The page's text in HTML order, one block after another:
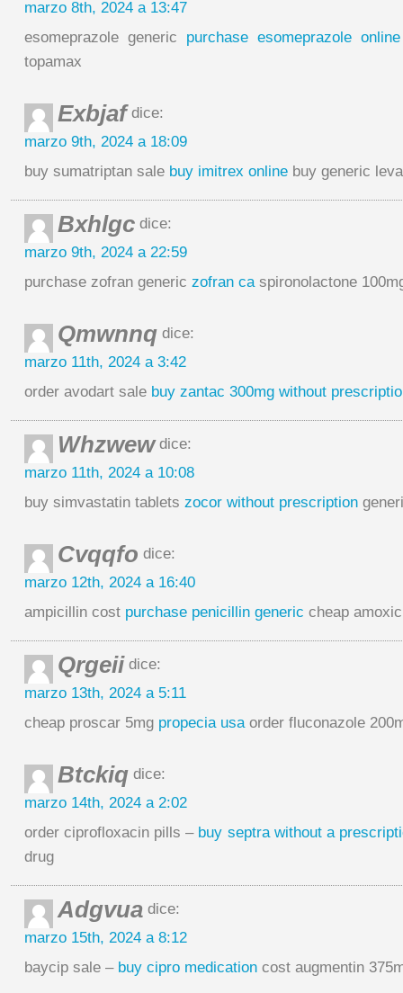
marzo 8th, 2024 a 13:47
esomeprazole generic purchase esomeprazole online
topamax
Exbjafdice:
marzo 9th, 2024 a 18:09
buy sumatriptan sale buy imitrex online buy generic
Bxhlgc dice:
marzo 9th, 2024 a 22:59
purchase zofran generic zofran caspironolactone
Qmwnnq dice:
marzo 11th, 2024 a 3:42
order avodart sale buy zantac 300mg without
Whzwewdice:
marzo 11th, 2024 a 10:08
buy simvastatin tablets zocor without prescription
Cvqqfo dice:
marzo 12th, 2024 a 16:40
ampicillin cost purchase penicillin generic cheap
Qrgeii dice:
marzo 13th, 2024 a 5:11
cheap proscar 5mg propecia usaorder fluconazole
Btckiq dice:
marzo 14th, 2024 a 2:02
order ciprofloxacin pills – buy septra without a
drug
Adgvua dice:
marzo 15th, 2024 a 8:12
baycip sale – buy cipro medication cost augmentin